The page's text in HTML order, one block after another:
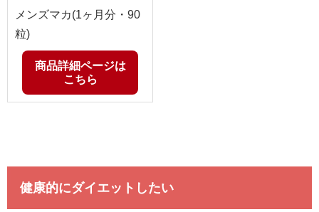
メンズマカ(1ヶ月分・90
粒)
商品詳細ページは
こちら
健康的にダイエットしたい